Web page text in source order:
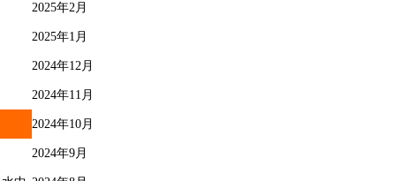
2025年2月
2025年1月
2024年12月
2024年11月
2024年10月
2024年9月